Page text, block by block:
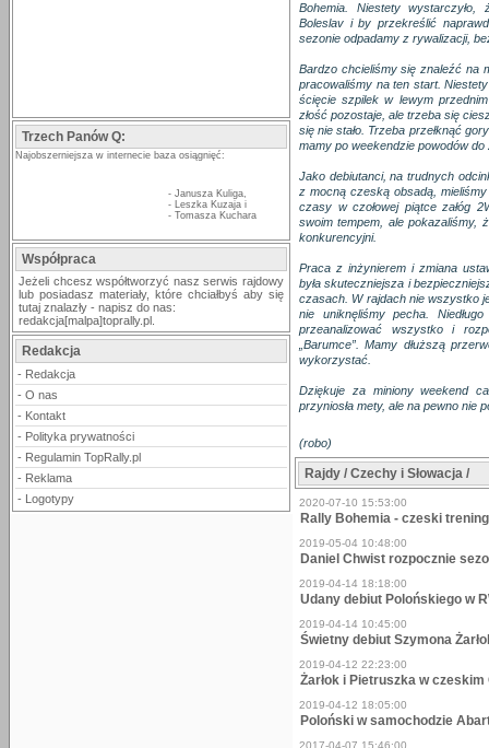
Trzech Panów Q:
Najobszerniejsza w internecie baza osiągnięć:
- Janusza Kuliga,
- Leszka Kuzaja i
- Tomasza Kuchara
Współpraca
Jeżeli chcesz współtworzyć nasz serwis rajdowy
lub posiadasz materiały, które chciałbyś aby się
tutaj znalazły - napisz do nas:
redakcja[malpa]toprally.pl.
Redakcja
- Redakcja
- O nas
- Kontakt
- Polityka prywatności
- Regulamin TopRally.pl
- Reklama
- Logotypy
Bohemia. Niestety
Boleslav i by przekreślić
sezonie odpadamy z rywalizacji,
Bardzo chcieliśmy się znaleźć na
pracowaliśmy na ten start.
ścięcie szpilek w lewym
złość pozostaje, ale trzeba się
się nie stało. Trzeba przełknąć
mamy po weekendzie powodów do
Jako debiutanci, na trudnych
z mocną czeską obsadą,
czasy w czołowej piątce załóg
swoim tempem, ale pokazaliśmy,
konkurencyjni.
Praca z inżynierem i zmiana
była skuteczniejsza i
czasach. W rajdach nie wszystko
nie uniknęliśmy pecha.
przeanalizować wszystko i
„Barumce”. Mamy dłuższą
wykorzystać.
Dziękuje za miniony weekend
przyniosła mety, ale na pewno nie
(robo)
Rajdy / Czechy i Słowacja /
2020-07-10 15:53:00
Rally Bohemia - czeski
2019-05-04 10:48:00
Daniel Chwist rozpocznie
2019-04-14 18:18:00
Udany debiut Polońskiego w
2019-04-14 10:45:00
Świetny debiut Szymona
2019-04-12 22:23:00
Żarłok i Pietruszka w czeskim
2019-04-12 18:05:00
Poloński w samochodzie
2017-04-07 15:46:00